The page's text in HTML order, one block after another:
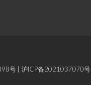
号 沪ICP备2021037070号